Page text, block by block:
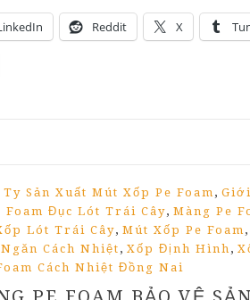
Reddit X
Ty Sản Xuất Mút Xốp Pe Foam ,
Foam Đục Lót Trái Cây, Màng Pe
Lót Trái Cây, Mút Xốp Pe Foam ,
Cách Nhiệt, Xốp Định Hình ,
Cách Nhiệt Đồng Nai